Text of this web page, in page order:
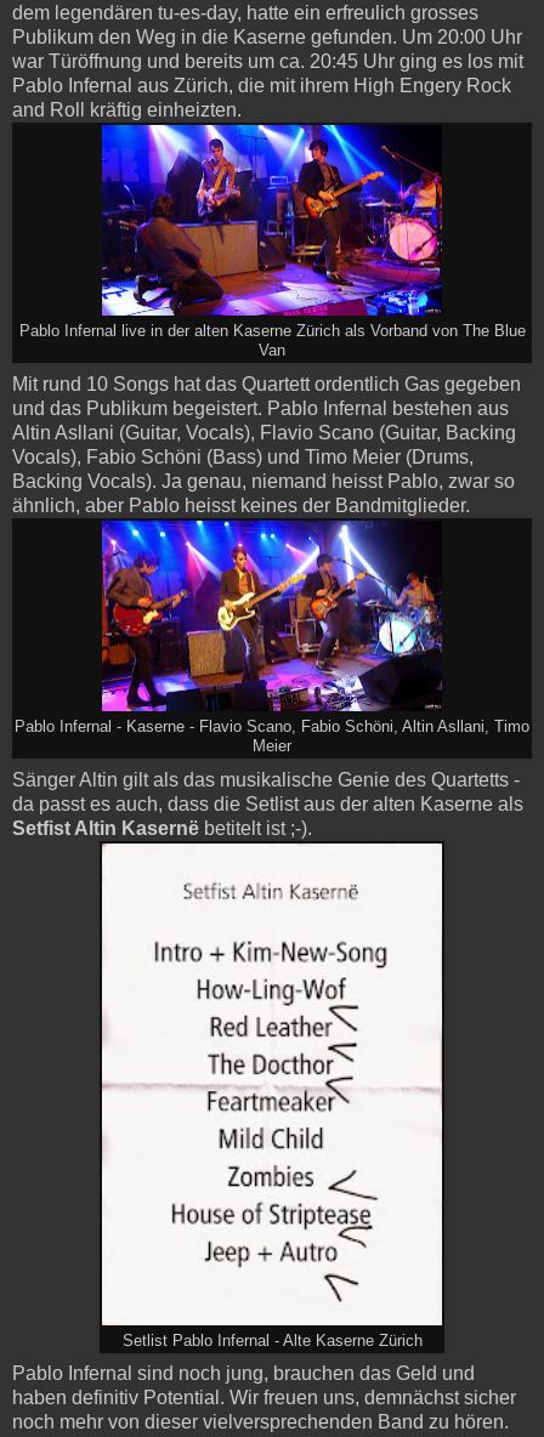
dem legendären tu-es-day, hatte ein erfreulich grosses
Publikum den Weg in die Kaserne gefunden. Um 20:00 Uhr
war Türöffnung und bereits um ca. 20:45 Uhr ging es los mit
Pablo Infernal aus Zürich, die mit ihrem High Engery Rock
and Roll kräftig einheizten.
Pablo Infernal live in der alten Kaserne Zürich als Vorband von The Blue
Van
Mit rund 10 Songs hat das Quartett ordentlich Gas gegeben
und das Publikum begeistert. Pablo Infernal bestehen aus
Altin Asllani (Guitar, Vocals), Flavio Scano (Guitar, Backing
Vocals), Fabio Schöni (Bass) und Timo Meier (Drums,
Backing Vocals). Ja genau, niemand heisst Pablo, zwar so
ähnlich, aber Pablo heisst keines der Bandmitglieder.
Pablo Infernal - Kaserne - Flavio Scano, Fabio Schöni, Altin Asllani, Timo
Meier
Sänger Altin gilt als das musikalische Genie des Quartetts -
da passt es auch, dass die Setlist aus der alten Kaserne als
Setfist Altin Kasernë betitelt ist ;-).
Setlist Pablo Infernal - Alte Kaserne Zürich
Pablo Infernal sind noch jung, brauchen das Geld und
haben definitiv Potential. Wir freuen uns, demnächst sicher
noch mehr von dieser vielversprechenden Band zu hören.